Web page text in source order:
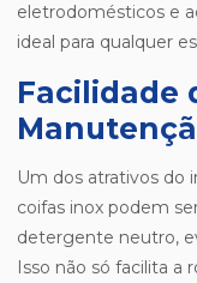
eletrodomésticos e
ideal para qualquer
Facilidade
Um dos atrativos do
coifas inox podem
detergente neutro,
Isso não só facilita a